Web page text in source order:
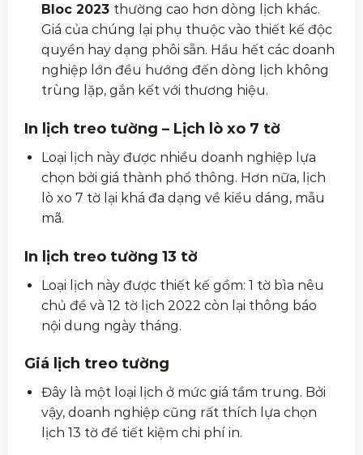
Bloc 2023 thường cao hơn dòng lịch khác.
Giá của chúng lại phụ thuộc vào thiết kế độc
quyền hay dạng phôi sẵn. Hầu hết các doanh
nghiệp lớn đều hướng đến dòng lịch không
trùng lặp, gắn kết với thương hiệu.
In lịch treo tường – Lịch lò xo 7 tờ
Loại lịch này được nhiều doanh nghiệp lựa
chọn bởi giá thành phổ thông. Hơn nữa, lịch
lò xo 7 tờ lại khá đa dạng về kiểu dáng, mẫu
mã.
In lịch treo tường 13 tờ
Loại lịch này được thiết kế gồm: 1 tờ bìa nêu
chủ đề và 12 tờ lịch 2022 còn lại thông báo
nội dung ngày tháng.
Giá lịch treo tường
Đây là một loại lịch ở mức giá tầm trung. Bởi
vậy, doanh nghiệp cũng rất thích lựa chọn
lịch 13 tờ để tiết kiệm chi phí in.